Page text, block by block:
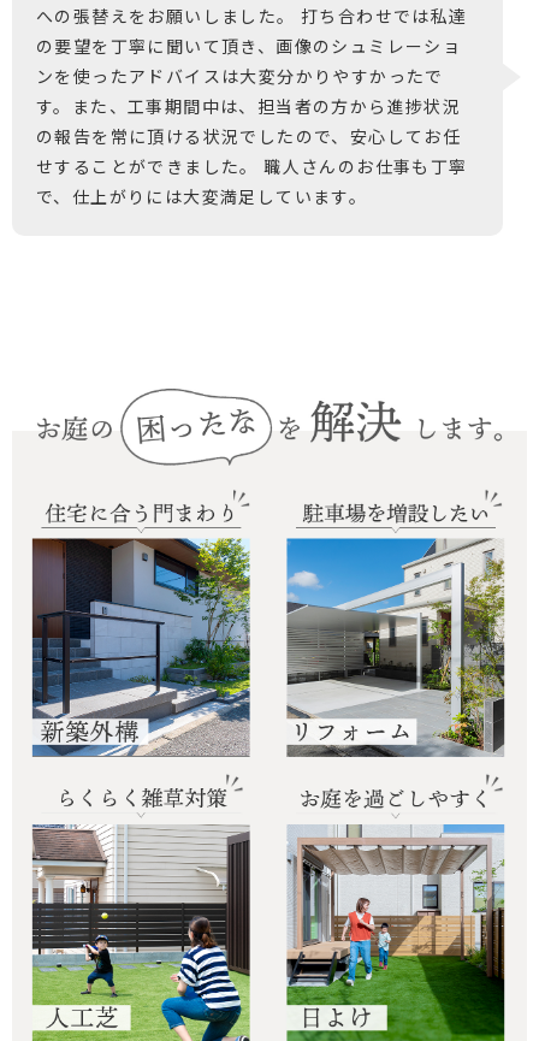
への張替えをお願いしました。 打ち合わせでは私達
の要望を丁寧に聞いて頂き、画像のシュミレーショ
ンを使ったアドバイスは大変分かりやすかったで
す。また、工事期間中は、担当者の方から進捗状況
の報告を常に頂ける状況でしたので、安心してお任
せすることができました。 職人さんのお仕事も丁寧
で、仕上がりには大変満足しています。